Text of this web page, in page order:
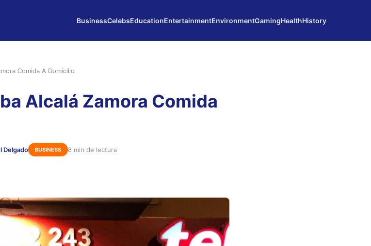
BusinessCelebsEducationEntertainmentEnvironmentGamingHealthHistory
Comida A Domicilio
Alcalá Zamora Comida
Delgado BUSINESS 8 min de lectura